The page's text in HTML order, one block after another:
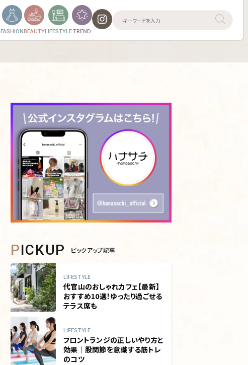
FASHIONBEAUTYLIFESTYLETREND
PICKUP ピックアップ記事
LIFESTYLE
代官山のおしゃれカフェ【最新】
おすすめ10選！ゆったり過ごせる
テラス席も
LIFESTYLE
フロントランジの正しいやり方と
効果｜股関節を意識する筋トレ
のコツ